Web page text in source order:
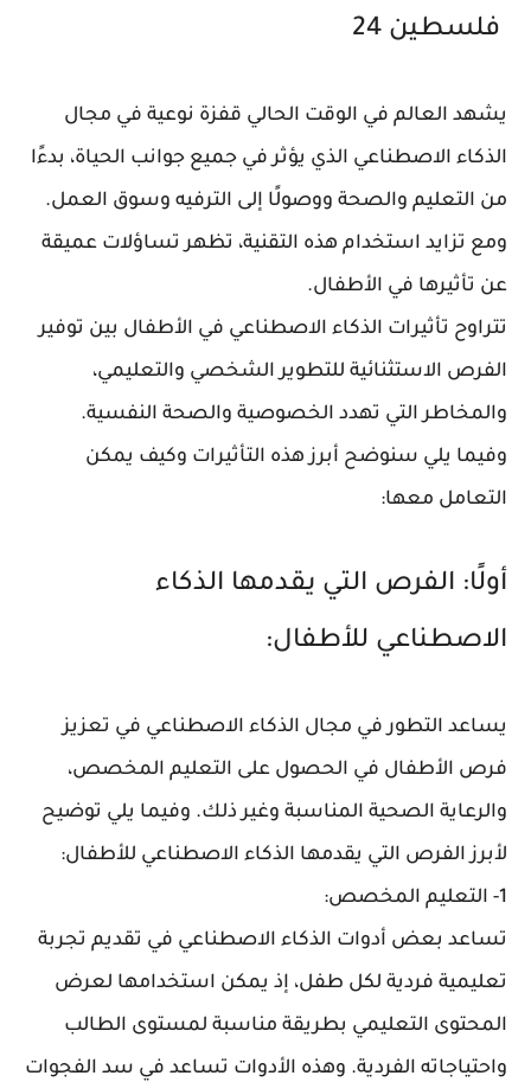
فلسطين 24
يشهد العالم في الوقت الحالي قفزة نوعية في مجال
الذكاء الاصطناعي الذي يؤثر في جميع جوانب الحياة، بدءًا
من التعليم والصحة ووصولًا إلى الترفيه وسوق العمل.
ومع تزايد استخدام هذه التقنية، تظهر تساؤلات عميقة
عن تأثيرها في الأطفال.
تتراوح تأثيرات الذكاء الاصطناعي في الأطفال بين توفير
الفرص الاستثنائية للتطوير الشخصي والتعليمي،
والمخاطر التي تهدد الخصوصية والصحة النفسية.
وفيما يلي سنوضح أبرز هذه التأثيرات وكيف يمكن
التعامل معها:
أولًا: الفرص التي يقدمها الذكاء
الاصطناعي للأطفال:
يساعد التطور في مجال الذكاء الاصطناعي في تعزيز
فرص الأطفال في الحصول على التعليم المخصص،
والرعاية الصحية المناسبة وغير ذلك. وفيما يلي توضيح
لأبرز الفرص التي يقدمها الذكاء الاصطناعي للأطفال:
1- التعليم المخصص:
تساعد بعض أدوات الذكاء الاصطناعي في تقديم تجربة
تعليمية فردية لكل طفل، إذ يمكن استخدامها لعرض
المحتوى التعليمي بطريقة مناسبة لمستوى الطالب
واحتياجاته الفردية. وهذه الأدوات تساعد في سد الفجوات